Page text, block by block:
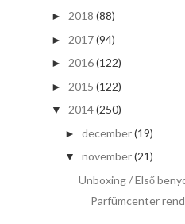
► 2018 (88)
► 2017(94)
► 2016(122)
► 2015 (122)
▼ 2014(250)
► december(19)
▼ november(21)
Unboxing / Első
Parfümcenter